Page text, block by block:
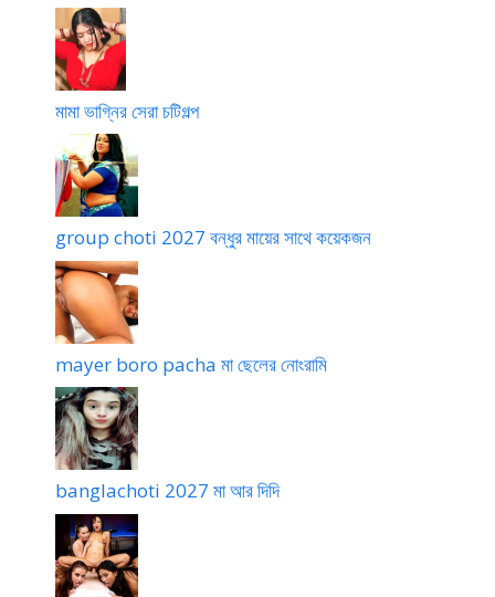
মামা ভাগ্নির সেরা চটিগল্প
group choti 2027 বন্ধুর মায়ের সাথে কয়েকজন
mayer boro pacha মা ছেলের নোংরামি
banglachoti 2027 মা আর দিদি